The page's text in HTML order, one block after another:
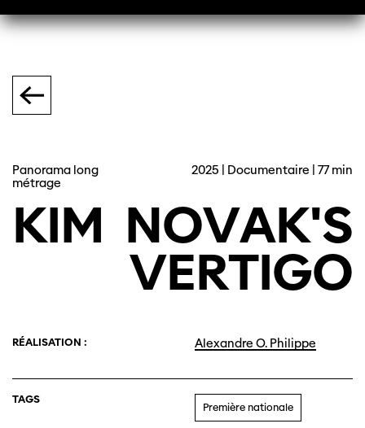
Panorama long
métrage
2025 | Documentaire | 77 min
KIM NOVAK'S
VERTIGO
RÉALISATION : Alexandre O. Philippe
TAGS
Première nationale